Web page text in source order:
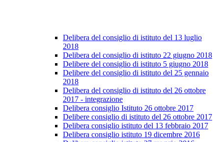
Delibera del consiglio di istituto del 13 luglio
2018
Delibera del consiglio di istituto 22 giugno 2018
Delibere del consiglio di istituto 5 giugno 2018
Delibere del consiglio di istituto del 25 gennaio
2018
Delibera del consiglio di istituto del 26 ottobre
2017 - integrazione
Delibera consiglio Istituto 26 ottobre 2017
Delibere consiglio di istituto del 26 ottobre 2017
Delibera consiglio istituto del 13 febbraio 2017
Delibera consiglio istituto 19 dicembre 2016